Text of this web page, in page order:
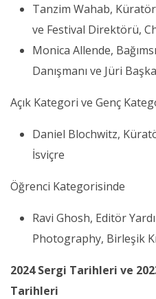
Tanzim Wahab,
ve Festival Direktörü,
Monica Allende,
Danışmanı ve Jüri
Açık Kategori ve Genç
Daniel Blochwitz,
İsviçre
Öğrenci Kategorisinde
Ravi Ghosh, Editör
Photography, Birleşik
2024 Sergi Tarihleri ve
Tarihleri